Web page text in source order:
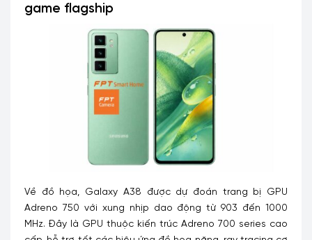
game flagship
Về đồ họa, Galaxy A38 được dự đoán trang bị GPU
Adreno 750 với xung nhịp dao động từ 903 đến 1000
MHz. Đây là GPU thuộc kiến trúc Adreno 700 series cao